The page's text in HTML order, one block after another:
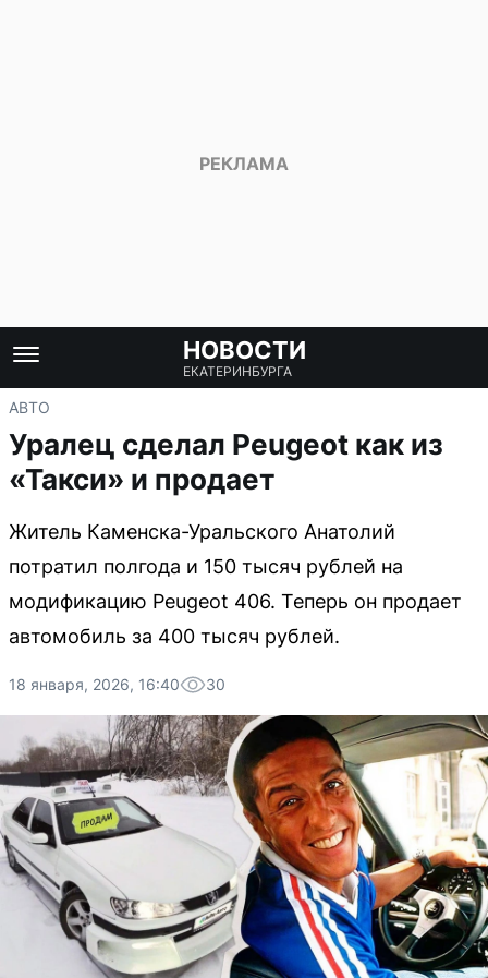
НОВОСТИ
ЕКАТЕРИНБУРГА
АВТО
Уралец сделал Peugeot как из
«Такси» и продает
Житель Каменска-Уральского Анатолий
потратил полгода и 150 тысяч рублей на
модификацию Peugeot 406. Теперь он продает
автомобиль за 400 тысяч рублей.
18 января, 2026, 16:40 30